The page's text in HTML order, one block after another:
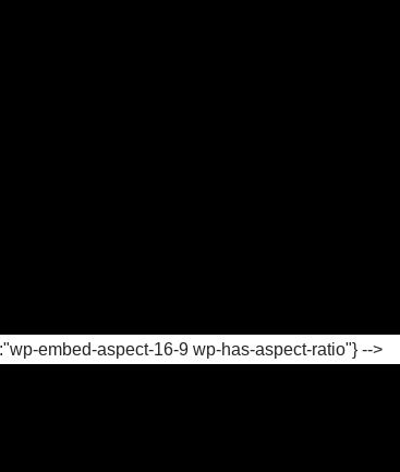
embed-aspect-16-9 wp-has-aspect-ratio"} -->